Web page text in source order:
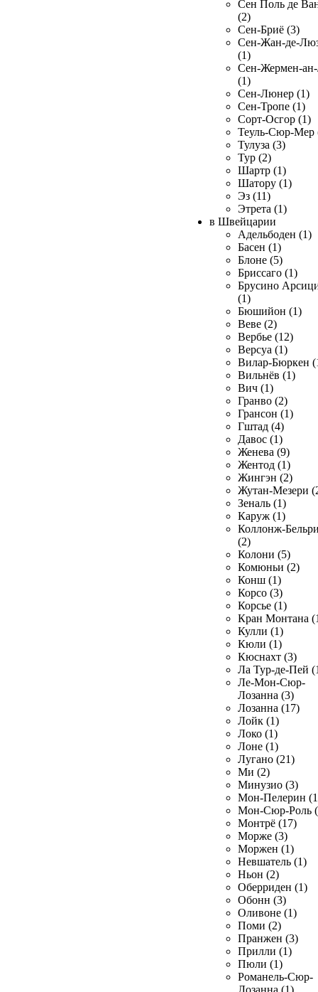
Сен Поль де
(2)
Сен-Бриё (3)
Сен-Жан-де-
(1)
Сен-Жермен-
(1)
Сен-Люнер (1)
Сен-Тропе (1)
Сорт-Осгор (1)
Теуль-Сюр-Мер
Тулуза (3)
Тур (2)
Шартр (1)
Шатору (1)
Эз (11)
Этрета (1)
в Швейцарии
Адельбоден (1)
Басен (1)
Блоне (5)
Бриссаго (1)
Брусино
(1)
Бюшийон (1)
Веве (2)
Вербье (12)
Версуа (1)
Вилар-Бюркен
Вильнёв (1)
Вич (1)
Гранво (2)
Грансон (1)
Гштад (4)
Давос (1)
Женева (9)
Жентод (1)
Жингэн (2)
Жутан-Мезери
Зеналь (1)
Каруж (1)
Коллонж-
(2)
Колони (5)
Комюньи (2)
Конш (1)
Корсо (3)
Корсье (1)
Кран Монтана
Кулли (1)
Кюли (1)
Кюснахт (3)
Ла Тур-де-Пей
Ле-Мон-Сюр-
Лозанна (3)
Лозанна (17)
Лойк (1)
Локо (1)
Лоне (1)
Лугано (21)
Ми (2)
Минузио (3)
Мон-Пелерин
Мон-Сюр-Роль
Монтрё (17)
Морже (3)
Моржен (1)
Невшатель (1)
Ньон (2)
Оберриден (1)
Обонн (3)
Оливоне (1)
Поми (2)
Пранжен (3)
Прилли (1)
Пюли (1)
Романель-Сюр-
Лозанна (1)